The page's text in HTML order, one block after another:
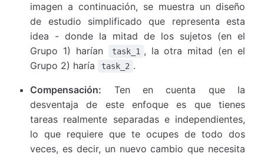
imagen a continuación, se muestra un diseño
de estudio simplificado que representa esta
idea - donde la mitad de los sujetos (en el
Grupo 1) harían
task_1 , la otra mitad (en el
Grupo 2) haría
task_2 .
Compensación: Ten en cuenta que la
desventaja de este enfoque es que tienes
tareas realmente separadas e independientes,
lo que requiere que te ocupes de todo dos
veces, es decir, un nuevo cambio que necesita